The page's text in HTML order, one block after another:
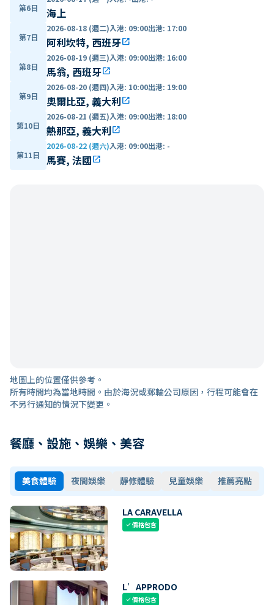
第6日 海上
第7日
2026-08-18 (週二)入港: 09:00出港: 17:00
阿利坎特, 西班牙open_in_new
第8日
2026-08-19 (週三)入港: 09:00出港: 16:00
馬翁, 西班牙open_in_new
第9日
2026-08-20 (週四)入港: 10:00出港: 19:00
奧爾比亞, 義大利open_in_new
第10日
2026-08-21 (週五)入港: 09:00出港: 18:00
熱那亞, 義大利open_in_new
第11日
2026-08-22 (週六)入港: 09:00出港: -
馬賽, 法國open_in_new
地圖上的位置僅供參考。
所有時間均為當地時間。由於海況或郵輪公司原因，行程可能會在
不另行通知的情況下變更。
餐廳、設施、娛樂、美容
美食體驗 夜間娛樂 靜修體驗 兒童娛樂 推薦亮點
LA CARAVELLA
check價格包含
L’APPRODO
check價格包含